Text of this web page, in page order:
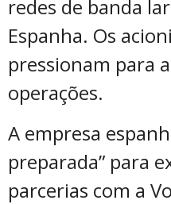
redes de banda
Espanha. Os
pressionam para
operações.
A empresa
preparada” para
parcerias com a